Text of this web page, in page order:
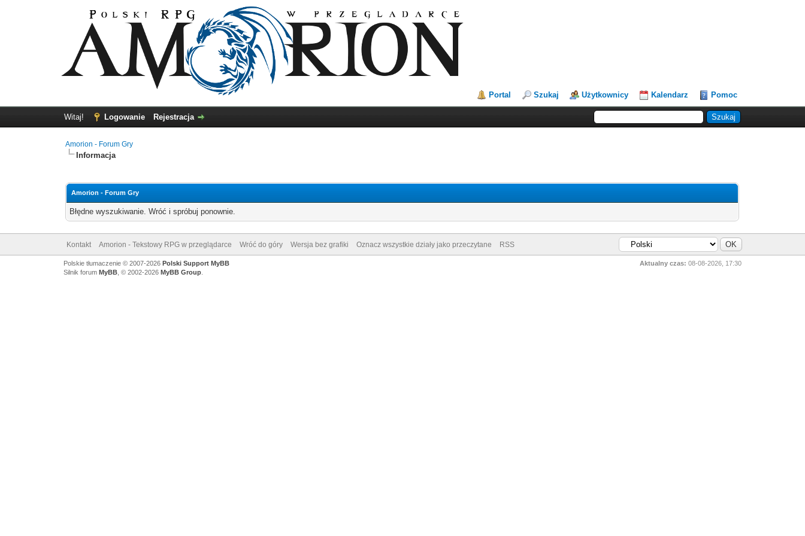
Portal Szukaj Użytkownicy Kalendarz Pomoc
Witaj! Logowanie Rejestracja
Amorion - Forum Gry
Informacja
Amorion - Forum Gry
Błędne wyszukiwanie. Wróć i spróbuj ponownie.
Kontakt Amorion - Tekstowy RPG w przeglądarce Wróć do góry Wersja bez grafiki Oznacz wszystkie działy jako przeczytane RSS
Aktualny czas: 08-08-2026, 17:30
Polskie tłumaczenie © 2007-2026 Polski Support MyBB
Silnik forum MyBB, © 2002-2026 MyBB Group.